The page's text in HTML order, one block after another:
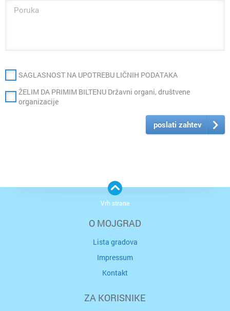
SAGLASNOST NA UPOTREBU LIČNIH PODATAKA
ŽELIM DA PRIMIM BILTENU Državni organi, društvene
organizacije
poslati zahtev
O MOJGRAD
Lista gradova
Impressum
Kontakt
ZA KORISNIKE
Vrh strane